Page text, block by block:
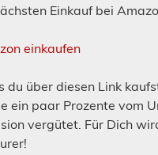
Einkauf bei
einkaufen
du über diesen Link
ein paar Prozente vom
vergütet. Für Dich